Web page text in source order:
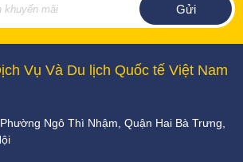
Vụ Và Du lịch Quốc tế Việt Nam
Ngô Thì Nhậm, Quận Hai Bà Trưng,